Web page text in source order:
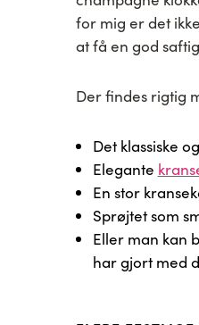
for mig er det
at få en god
Der findes rigtig
Det klassiske
Elegante
En stor
Sprøjtet som
Eller man kan
har gjort med